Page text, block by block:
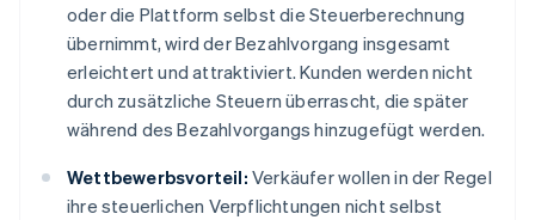
oder die Plattform selbst die Steuerberechnung
übernimmt, wird der Bezahlvorgang insgesamt
erleichtert und attraktiviert. Kunden werden nicht
durch zusätzliche Steuern überrascht, die später
während des Bezahlvorgangs hinzugefügt werden.
Wettbewerbsvorteil: Verkäufer wollen in der Regel
ihre steuerlichen Verpflichtungen nicht selbst